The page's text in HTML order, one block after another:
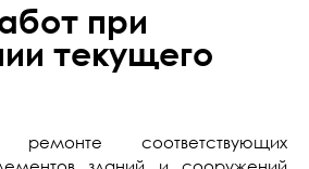
при
текущего
соответствующих